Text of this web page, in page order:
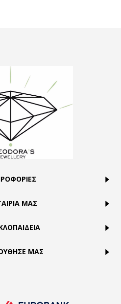
ΜΑΣ
ΜΑΣ